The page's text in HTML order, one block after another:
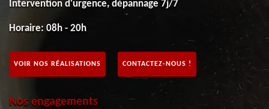
Intervention d'urgence, dépannage 7j/7
Horaire: 08h - 20h
VOIR NOS RÉALISATIONS CONTACTEZ-NOUS !
Nos engagements